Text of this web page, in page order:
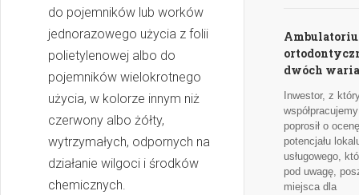
do pojemników lub worków
jednorazowego użycia z folii
polietylenowej albo do
pojemników wielokrotnego
użycia, w kolorze innym niż
czerwony albo żółty,
wytrzymałych, odpornych na
działanie wilgoci i środków
chemicznych.
dwóch
Inwestor, z
poprosił o ocenę
potencjału
usługowego,
pod uwagę,
miejsca dla